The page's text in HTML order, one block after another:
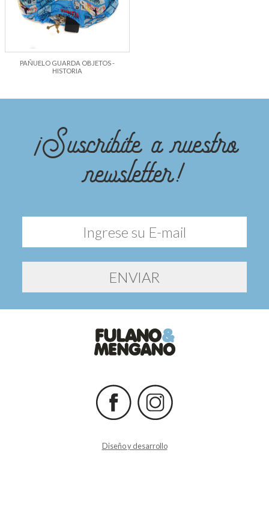
PAÑUELO GUARDA OBJETOS -
HISTORIA
¡Suscribite a nuestro
newsletter!
Diseño y desarrollo